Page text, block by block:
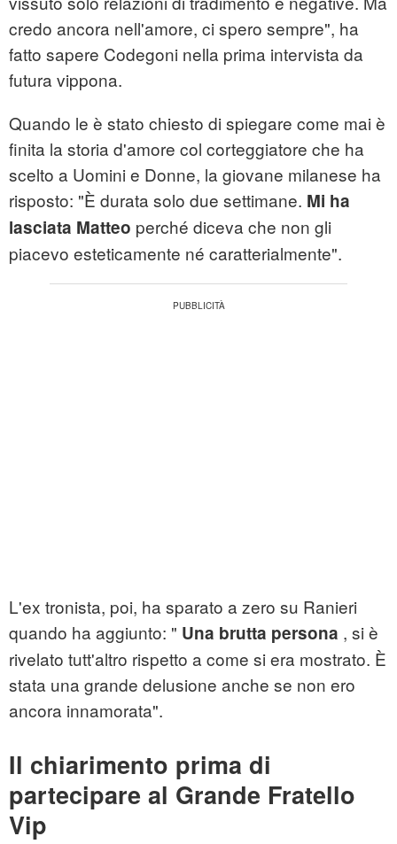
credo ancora nell'amore, ci spero sempre", ha
fatto sapere Codegoni nella prima intervista da
futura vippona.
Quando le è stato chiesto di spiegare come mai è
finita la storia d'amore col corteggiatore che ha
scelto a Uomini e Donne, la giovane milanese ha
risposto: "È durata solo due settimane. Mi ha
lasciata Matteo perché diceva che non gli
piacevo esteticamente né caratterialmente".
L'ex tronista, poi, ha sparato a zero su Ranieri
quando ha aggiunto: " Una brutta persona , si è
rivelato tutt'altro rispetto a come si era mostrato. È
stata una grande delusione anche se non ero
ancora innamorata".
Il chiarimento prima di
partecipare al Grande Fratello
Vip